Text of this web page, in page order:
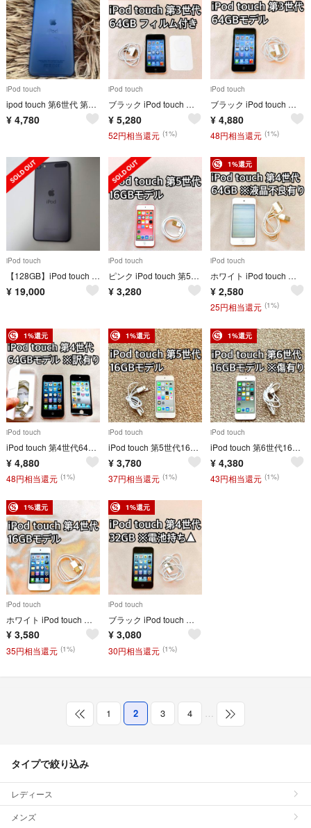
iPod touch
ipod touch 第6世代 第六世代 初期化済み 16GB ブルー本体+箱のみ
¥ 4,780
iPod touch
ブラック iPod touch 第3世代 64GB アイポッドApple本体 B
¥ 5,280
52円相当還元 (1%)
iPod touch
ブラック iPod touch 第3世代 64GB アイポッドApple本体 v
¥ 4,880
48円相当還元 (1%)
iPod touch
【128GB】iPod touch 第7世代 スペースグレイ
¥ 19,000
iPod touch
ピンク iPod touch 第5世代 16GB アイポッドApple本体 D
¥ 3,280
1%還元
iPod touch
ホワイト iPod touch 第4世代 64GB アイポッドApple本体 a
¥ 2,580
25円相当還元 (1%)
1%還元
iPod touch
iPod touch 第4世代64GB Apple アップル アイポッド本体 a
¥ 4,880
48円相当還元 (1%)
1%還元
iPod touch
iPod touch 第5世代16GB Apple アップル アイポッド本体 s
¥ 3,780
37円相当還元 (1%)
1%還元
iPod touch
iPod touch 第6世代16GB Apple アップル アイポッド本体 n
¥ 4,380
43円相当還元 (1%)
1%還元
iPod touch
ホワイト iPod touch 第4世代 16GB アイポッドApple本体u
¥ 3,580
35円相当還元 (1%)
1%還元
iPod touch
ブラック iPod touch 第4世代 32GB アイポッドApple本体 h
¥ 3,080
30円相当還元 (1%)
1 2 3 4
タイプで絞り込み
レディース
メンズ